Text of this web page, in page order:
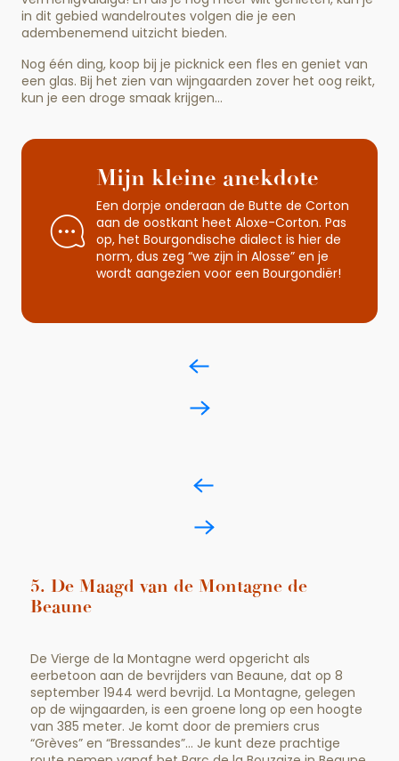
in dit gebied wandelroutes volgen die je een
adembenemend uitzicht bieden.
Nog één ding, koop bij je picknick een fles en geniet van
een glas. Bij het zien van wijngaarden zover het oog reikt,
kun je een droge smaak krijgen…
Mijn kleine anekdote
Een dorpje onderaan de Butte de Corton
aan de oostkant heet Aloxe-Corton. Pas
op, het Bourgondische dialect is hier de
norm, dus zeg “we zijn in Alosse” en je
wordt aangezien voor een Bourgondiër!
5. De Maagd van de Montagne de
Beaune
De Vierge de la Montagne werd opgericht als
eerbetoon aan de bevrijders van Beaune, dat op 8
september 1944 werd bevrijd. La Montagne, gelegen
op de wijngaarden, is een groene long op een hoogte
van 385 meter. Je komt door de premiers crus
“Grèves” en “Bressandes”… Je kunt deze prachtige